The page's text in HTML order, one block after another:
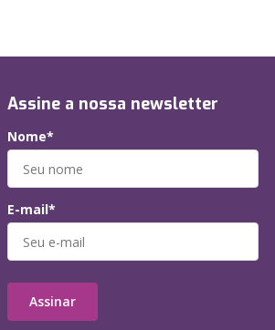
Assine a nossa newsletter
Nome*
E-mail*
Assinar